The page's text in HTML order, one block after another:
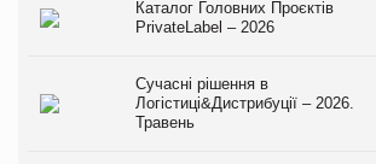
Каталог Головних Проєктів
PrivateLabel – 2026
Сучасні рішення в
Логістиці&Дистрибуції – 2026.
Травень